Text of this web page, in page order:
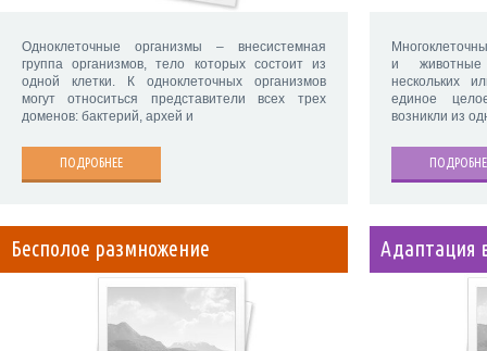
Одноклеточные организмы – внесистемная
группа организмов, тело которых состоит из
одной клетки. К одноклеточных организмов
могут относиться представители всех трех
доменов: бактерий, архей и
ПОДРОБНЕЕ
и
нескольких
единое
возникли из
Бесполое размножение Адаптация